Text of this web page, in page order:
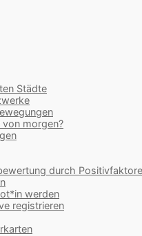
Städte
morgen?
durch
werden
registrieren